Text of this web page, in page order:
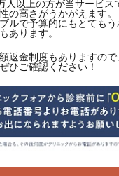
人以上の方が当サービス
の高さがうかがえます。
ルで予算的にもとても
あります。
返金制度もありますの
ひご確認ください！